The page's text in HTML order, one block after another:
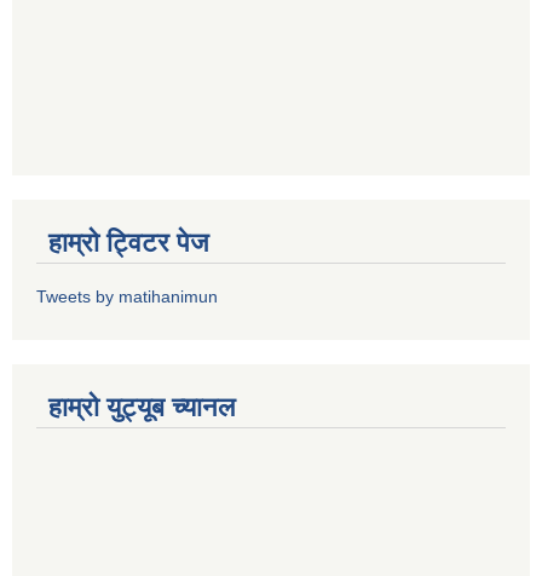
हाम्राे ट्विटर पेज
Tweets by matihanimun
हाम्रो युट्यूब च्यानल